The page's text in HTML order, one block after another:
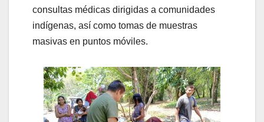
consultas médicas dirigidas a comunidades
indígenas, así como tomas de muestras
masivas en puntos móviles.